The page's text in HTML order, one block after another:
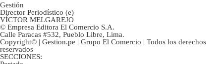
Gestión
Director Periodístico (e)
VÍCTOR MELGAREJO
© Empresa Editora El Comercio S.A.
Calle Paracas #532, Pueblo Libre, Lima.
Copyright© | Gestion.pe | Grupo El Comercio | Todos los derechos
reservados
SECCIONES: